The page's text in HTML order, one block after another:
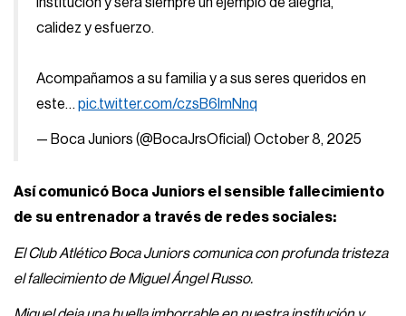
calidez y esfuerzo.
Acompañamos a su familia y a sus seres queridos en
este…pic.twitter.com/czsB6lmNnq
— Boca Juniors (@BocaJrsOficial)October 8, 2025
Así comunicó Boca Juniors el sensible fallecimiento
de su entrenador a través de redes sociales:
El Club Atlético Boca Juniors comunica con profunda tristeza
el fallecimiento de Miguel Ángel Russo.